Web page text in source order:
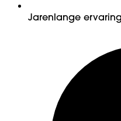
Jarenlange